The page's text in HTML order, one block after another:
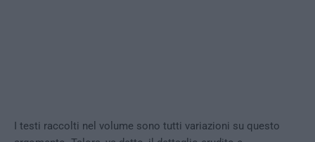
I testi raccolti nel volume sono tutti variazioni su questo